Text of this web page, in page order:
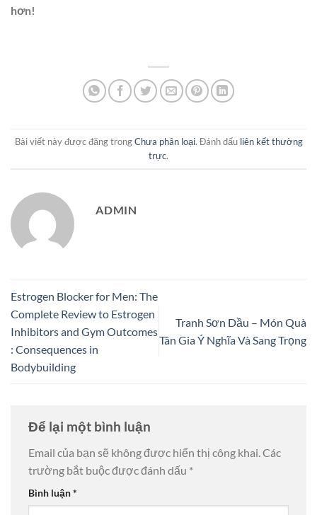
hơn!
Bài viết này được đăng trongChưa phân loại. Đánh dấu liên kết thường
trực.
ADMIN
Estrogen Blocker for Men: The
Complete Review to Estrogen
Inhibitors and Gym Outcomes
: Consequences in
Bodybuilding
Tranh Sơn Dầu – Món Quà
Tân Gia Ý Nghĩa Và Sang Trọng
Để lại một bình luận
Email của bạn sẽ không được hiển thị công khai.Các
trường bắt buộc được đánh dấu *
Bình luận*